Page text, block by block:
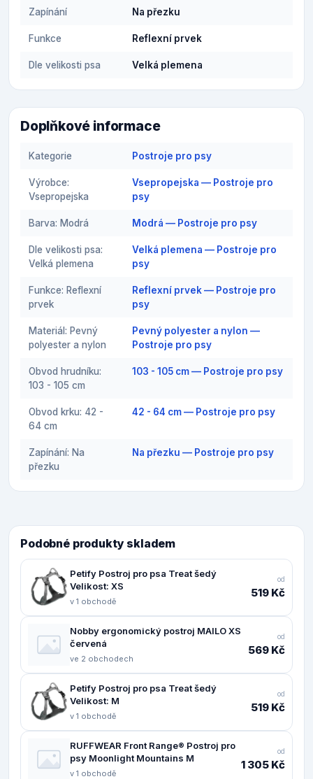
Zapínání Na přezku
Funkce Reflexní prvek
Dle velikosti psa Velká plemena
Doplňkové informace
Kategorie Postroje pro psy
Výrobce:
Vsepropejska
Vsepropejska — Postroje pro
psy
Barva: Modrá Modrá — Postroje pro psy
Dle velikosti psa:
Velká plemena
Velká plemena — Postroje pro
psy
Funkce: Reflexní
prvek
Reflexní prvek — Postroje pro
psy
Materiál: Pevný
polyester a nylon
Pevný polyester a nylon —
Postroje pro psy
Obvod hrudníku:
103 - 105 cm
103 - 105 cm — Postroje pro psy
Obvod krku: 42 -
64 cm
42 - 64 cm — Postroje pro psy
Zapínání: Na
přezku
Na přezku — Postroje pro psy
Podobné produkty skladem
Petify Postroj pro psa Treat šedý
Velikost: XS
v 1 obchodě
od
519 Kč
Nobby ergonomický postroj MAILO XS
červená
ve 2 obchodech
od
569 Kč
Petify Postroj pro psa Treat šedý
Velikost: M
v 1 obchodě
od
519 Kč
RUFFWEAR Front Range® Postroj pro
psy Moonlight Mountains M
v 1 obchodě
od
1 305 Kč